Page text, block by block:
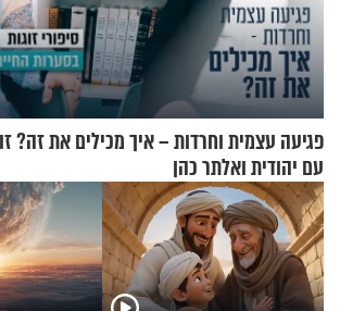
פגיעה עצמית וחרדות – איך מכילים את זה?
עם יהודית ואלתר כהן